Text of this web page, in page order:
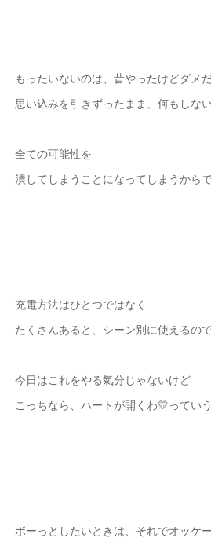
もったいないのは、昔やったけどダメ
思い込みを引きずったまま、何もしない
全ての可能性を
潰してしまうことになってしまうからで
充電方法はひとつではなく
たくさんあると、シーン別に使えるの
今日はこれをやる氣分じゃないけど
こっちなら、ハートが開くわ💛っていう
ボーっとしたいときは、それでオッケ